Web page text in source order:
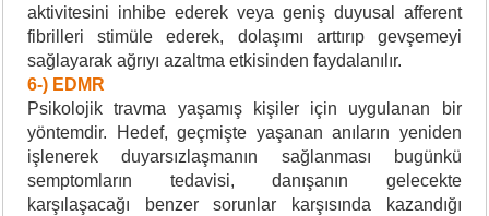
aktivitesini inhibe ederek veya geniş duyusal afferent
fibrilleri stimüle ederek, dolaşımı arttırıp gevşemeyi
sağlayarak ağrıyı azaltma etkisinden faydalanılır.
6-) EDMR
Psikolojik travma yaşamış kişiler için uygulanan bir
yöntemdir. Hedef, geçmişte yaşanan anıların yeniden
işlenerek duyarsızlaşmanın sağlanması bugünkü
semptomların tedavisi, danışanın gelecekte
karşılaşacağı benzer sorunlar karşısında kazandığı